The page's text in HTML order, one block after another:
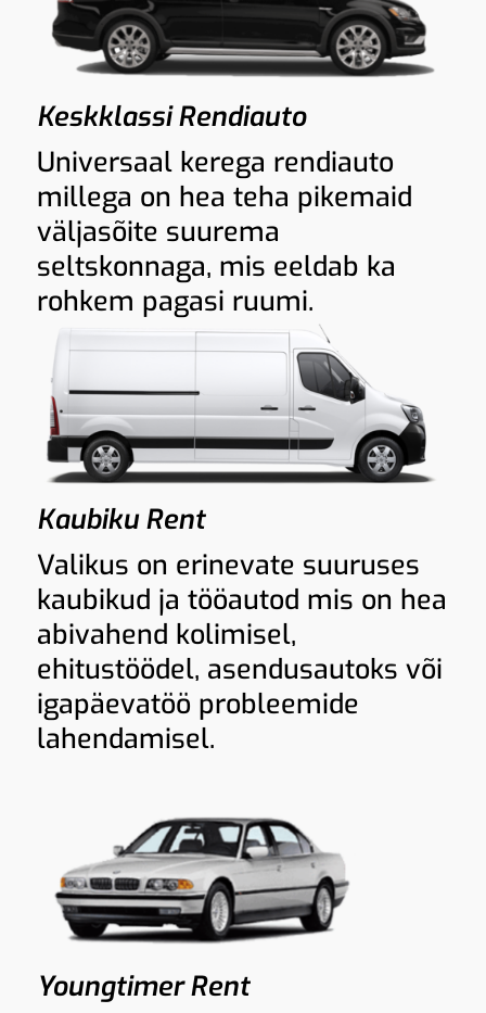
Keskklassi Rendiauto
Universaal kerega rendiauto
millega on hea teha pikemaid
väljasõite suurema
seltskonnaga, mis eeldab ka
rohkem pagasi ruumi.
Kaubiku Rent
Valikus on erinevate suuruses
kaubikud ja tööautod mis on hea
abivahend kolimisel,
ehitustöödel, asendusautoks või
igapäevatöö probleemide
lahendamisel.
Youngtimer Rent